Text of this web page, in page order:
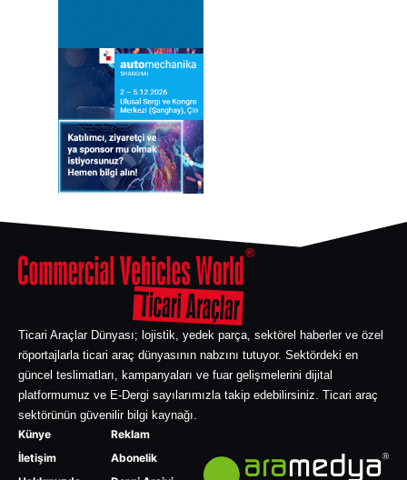
Ticari Araçlar Dünyası; lojistik, yedek parça, sektörel haberler ve özel
röportajlarla ticari araç dünyasının nabzını tutuyor. Sektördeki en
güncel teslimatları, kampanyaları ve fuar gelişmelerini dijital
platformumuz ve E-Dergi sayılarımızla takip edebilirsiniz. Ticari araç
sektörünün güvenilir bilgi kaynağı.
Künye
İletişim
Reklam
Abonelik